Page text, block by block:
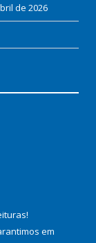
de 2026
!
em